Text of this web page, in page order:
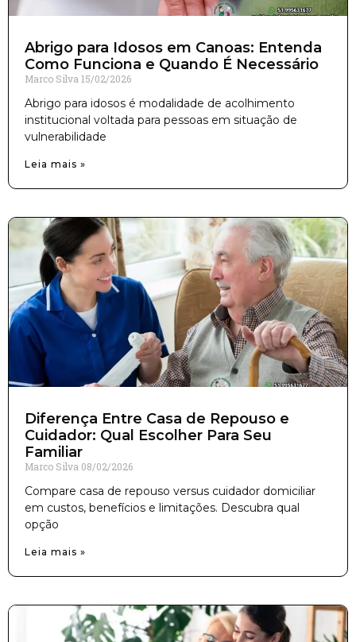
Abrigo para Idosos em Canoas: Entenda
Como Funciona e Quando É Necessário
Marco Silva15/02/2026
Abrigo para idosos é modalidade de acolhimento
institucional voltada para pessoas em situação de
vulnerabilidade
Leia mais »
Diferença Entre Casa de Repouso e
Cuidador: Qual Escolher Para Seu
Familiar
Marco Silva 08/02/2026
Compare casa de repouso versus cuidador domiciliar
em custos, benefícios e limitações. Descubra qual
opção
Leia mais »